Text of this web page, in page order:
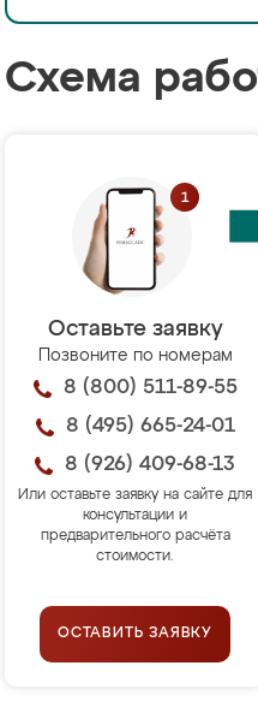
Схема
Оставьте заявку
Позвоните по номерам
8 (800) 511-89-55
8 (495) 665-24-01
8 (926) 409-68-13
Или оставьте заявку на сайте для
консультации и
предварительного расчёта
стоимости.
ОСТАВИТЬ ЗАЯВКУ